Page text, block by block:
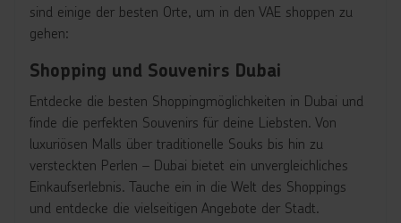
sind einige der besten Orte, um in den VAE shoppen zu
gehen:
Shopping und Souvenirs Dubai
Entdecke die besten Shoppingmöglichkeiten in Dubai und
finde die perfekten Souvenirs für deine Liebsten. Von
luxuriösen Malls über traditionelle Souks bis hin zu
versteckten Perlen – Dubai bietet ein unvergleichliches
Einkaufserlebnis. Tauche ein in die Welt des Shoppings
und entdecke die vielseitigen Angebote der Stadt.